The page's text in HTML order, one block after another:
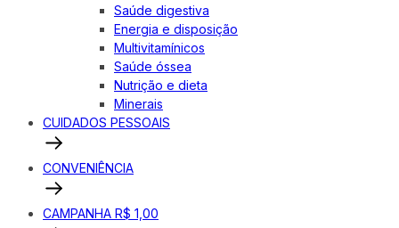
Saúde digestiva
Energia e disposição
Multivitamínicos
Saúde óssea
Nutrição e dieta
Minerais
CUIDADOS PESSOAIS
CONVENIÊNCIA
CAMPANHA R$ 1,00